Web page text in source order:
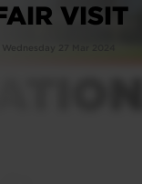
VISIT
27 Mar 2024